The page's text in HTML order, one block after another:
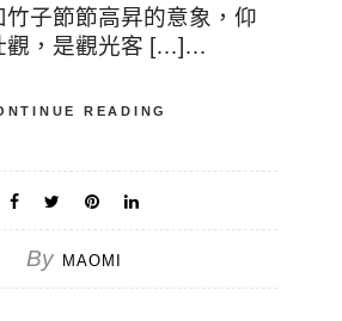
竹子節節高昇的意象，仰
觀，是觀光客 […]…
READING
By MAOMI